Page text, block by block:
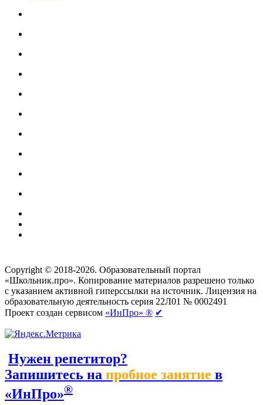
Copyright © 2018-2026. Образовательный портал
«Школьник.про». Копирование материалов разрешено только
с указанием активной гиперссылки на источник. Лицензия на
образовательную деятельность серия 22Л01 № 0002491
Проект создан сервисом «ИнПро» ® ✔
Нужен репетитор?
Запишитесь на пробное занятие в
«ИнПро»®